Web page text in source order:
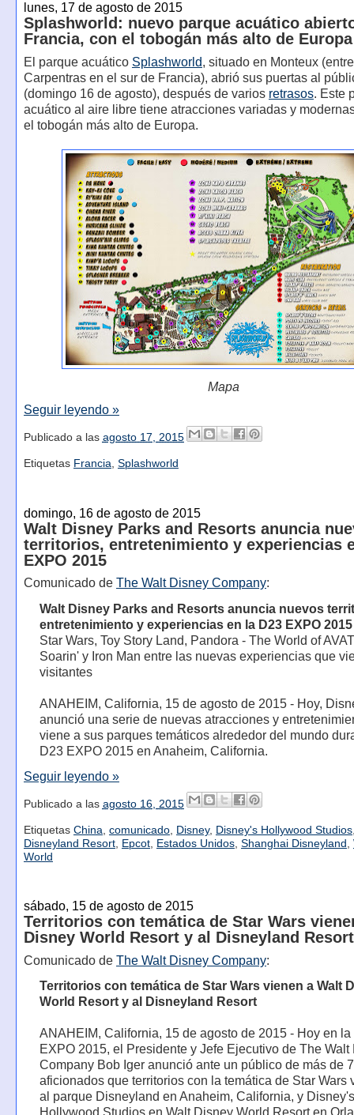
lunes, 17 de agosto de 2015
Splashworld: nuevo parque acuático
Francia, con el tobogán más alto de Europa
El parque acuático Splashworld, situado en Monteux
Carpentras en el sur de Francia), abrió sus puertas al
(domingo 16 de agosto), después de varios retrasos. Este
acuático al aire libre tiene atracciones variadas y
el tobogán más alto de Europa.
Mapa
Seguir leyendo »
Publicado a las agosto 17, 2015
Etiquetas Francia, Splashworld
domingo, 16 de agosto de 2015
Walt Disney Parks and Resorts anuncia
territorios, entretenimiento y experiencias
EXPO 2015
Comunicado de The Walt Disney Company:
Walt Disney Parks and Resorts anuncia nuevos
entretenimiento y experiencias en la D23 EXPO 2015
Star Wars, Toy Story Land, Pandora - The World of
Soarin' y Iron Man entre las nuevas experiencias que
visitantes
ANAHEIM, California, 15 de agosto de 2015 - Hoy,
anunció una serie de nuevas atracciones y
viene a sus parques temáticos alrededor del mundo
D23 EXPO 2015 en Anaheim, California.
Seguir leyendo »
Publicado a las agosto 16, 2015
Etiquetas China comunicado, Disney, Disney's Hollywood Studios
Disneyland Resort, Epcot, Estados Unidos, Shanghai Disneyland
World
sábado, 15 de agosto de 2015
Territorios con temática de Star Wars
Disney World Resort y al Disneyland Resort
Comunicado de The Walt Disney Company:
Territorios con temática de Star Wars vienen a Walt
World Resort y al Disneyland Resort
ANAHEIM, California, 15 de agosto de 2015 - Hoy en la
EXPO 2015, el Presidente y Jefe Ejecutivo de The Walt
Company Bob Iger anunció ante un público de más de
aficionados que territorios con la temática de Star Wars
al parque Disneyland en Anaheim, California, y Disney's
Hollywood Studios en Walt Disney World Resort en